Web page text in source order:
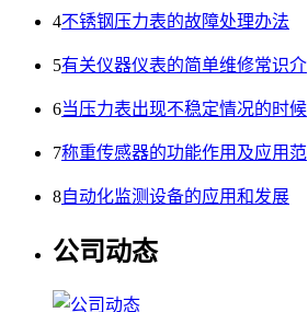
4不锈钢压力表的故障处理办法
5有关仪器仪表的简单维修常识介
6当压力表出现不稳定情况的时候
7称重传感器的功能作用及应用范
8自动化监测设备的应用和发展
公司动态